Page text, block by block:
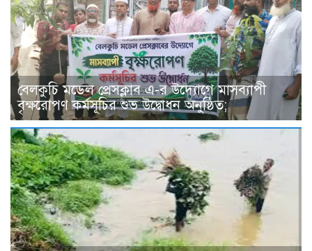
বেলকুচি মডেল প্রেসক্লাব এ-র উদ্যোগে মাসব্যাপী
বৃক্ষরোপণ কর্মসূচির শুভ উদ্বোধন অনুষ্ঠিত;